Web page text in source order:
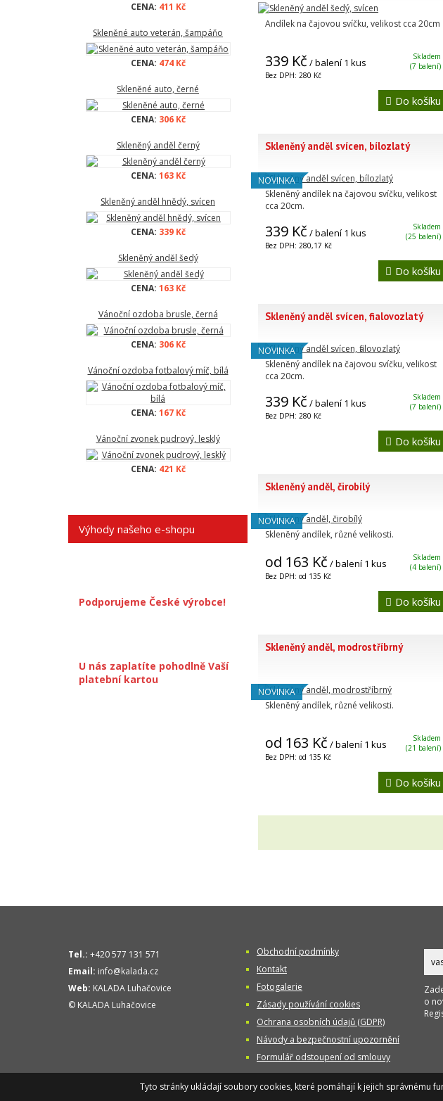
CENA: 411 Kč
Skleněné auto veterán, šampáňo
CENA: 474 Kč
Skleněné auto, černé
CENA: 306 Kč
Skleněný anděl černý
CENA: 163 Kč
Skleněný anděl hnědý, svícen
CENA: 339 Kč
Skleněný anděl šedý
CENA: 163 Kč
Vánoční ozdoba brusle, černá
CENA: 306 Kč
Vánoční ozdoba fotbalový míč, bílá
CENA: 167 Kč
Vánoční zvonek pudrový, lesklý
CENA: 421 Kč
Výhody našeho e-shopu
Podporujeme České výrobce!
U nás zaplatíte pohodlně Vaší
platební kartou
Andílek na čajovou svíčku, velikost cca 20cm
339 Kč / balení 1 kus
Bez DPH: 280 Kč
Skladem
(7 balení)
Do košíku
Skleněný anděl svícen, bílozlatý
NOVINKA
Skleněný andílek na čajovou svíčku, velikost
cca 20cm.
339 Kč / balení 1 kus
Bez DPH: 280,17 Kč
Skladem
(25 balení)
Do košíku
Skleněný anděl svícen, fialovozlatý
NOVINKA
Skleněný andílek na čajovou svíčku, velikost
cca 20cm.
339 Kč / balení 1 kus
Bez DPH: 280 Kč
Skladem
(7 balení)
Do košíku
Skleněný anděl, čirobílý
NOVINKA
Skleněný andílek, různé velikosti.
od 163 Kč / balení 1 kus
Bez DPH: od 135 Kč
Skladem
(4 balení)
Do košíku
Skleněný anděl, modrostříbrný
NOVINKA
Skleněný andílek, různé velikosti.
od 163 Kč / balení 1 kus
Bez DPH: od 135 Kč
Skladem
(21 balení)
Do košíku
Tel.: +420 577 131 571
Email: info@kalada.cz
Web: KALADA Luhačovice
© KALADA Luhačovice
Obchodní podmínky
Kontakt
Fotogalerie
Zásady používání cookies
Ochrana osobních údajů (GDPR)
Návody a bezpečnostní upozornění
Formulář odstoupení od smlouvy
o
Tyto stránky ukládají soubory cookies, které pomáhají k jejich správnému